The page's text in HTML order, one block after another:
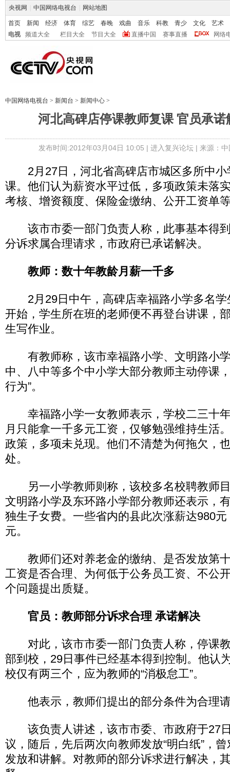
央视网 中国网络电视台 网站地图
首页 新闻 经济 体育 综艺 春晚 戏曲 音乐 科教 青少 文化
艺术
电视
频道大全 栏目大全 节目大全 直播中国 赛事直播 网络
中国网络电视台 > 新闻台 > 新闻中心 >
河北高碑店停课教师复课 官员承诺
发布时间:2012年03月04日 10:05 | 进入复兴论坛| 来源：
2月27日，河北省高碑店市城区多所中小
课。他们认为薪资水平过低，多项政策未落
考核、增资额度、保险金缴纳、公开工资单
该市市委一部门负责人称，此事基本得
分诉求属合理请求，市政府已承诺解决。
教师：数十年教龄月薪一千多
2月29日中午，高碑店幸福路小学多名学
开始，学生所在班的老师便不再登台讲课，
生写作业。
有教师称，该市幸福路小学、文明路小
中、八中等多个中小学大部分教师主动停课
行为”。
幸福路小学一女教师表示，学校二三十
月只能拿一千多元工资，仅够勉强维持生活
政策，多项未兑现。他们不清楚为何拖欠，
处。
另一小学教师则称，该校多名校聘教师
文明路小学及东环路小学部分教师还表示，
独生子女费。一些省内的县此次涨薪达980
元。
教师们还对养老金的缴纳、是否发放第
工资是否合理、为何低于公务员工资、不公
个问题提出质疑。
官员：教师部分诉求合理 承诺解决
对此，该市市委一部门负责人称，停课
部到校，29日事件已经基本得到控制。他认
校仅有两三个，应为教师的“消极怠工”。
他表示，教师们提出的部分条件为合理
该负责人讲述，该市市委、市政府于27
议，随后，先后两次向教师发放“明白纸”，
发放和讲解。对教师的部分诉求进行解决，